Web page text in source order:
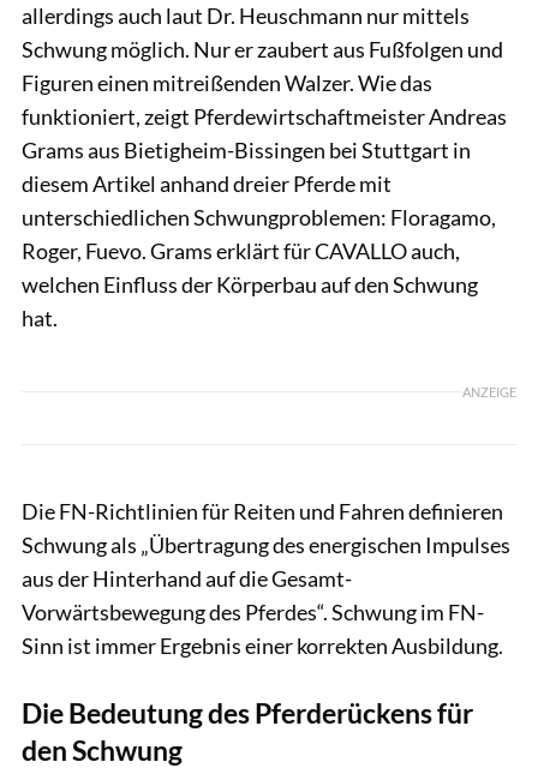
allerdings auch laut Dr. Heuschmann nur mittels
Schwung möglich. Nur er zaubert aus Fußfolgen und
Figuren einen mitreißenden Walzer. Wie das
funktioniert, zeigt Pferdewirtschaftmeister Andreas
Grams aus Bietigheim-Bissingen bei Stuttgart in
diesem Artikel anhand dreier Pferde mit
unterschiedlichen Schwungproblemen: Floragamo,
Roger, Fuevo. Grams erklärt für CAVALLO auch,
welchen Einfluss der Körperbau auf den Schwung
hat.
ANZEIGE
Die FN-Richtlinien für Reiten und Fahren definieren
Schwung als „Übertragung des energischen Impulses
aus der Hinterhand auf die Gesamt-
Vorwärtsbewegung des Pferdes“. Schwung im FN-
Sinn ist immer Ergebnis einer korrekten Ausbildung.
Die Bedeutung des Pferderückens für
den Schwung